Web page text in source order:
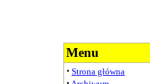
Menu
· Strona główna